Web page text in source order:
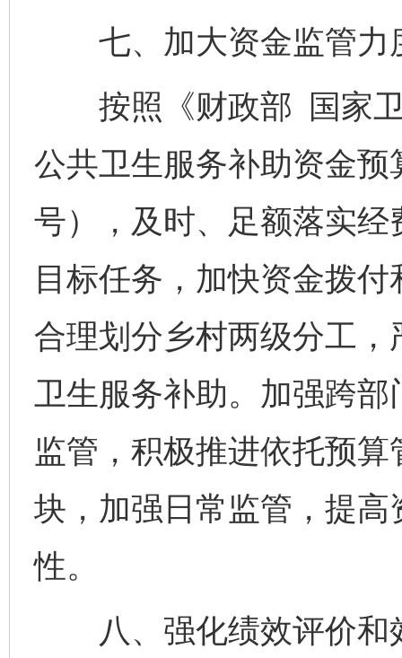
七、加大资金监管力
按照《财政部 国家卫
公共卫生服务补助资金
号），及时、足额落实
目标任务，加快资金拨
合理划分乡村两级分工
卫生服务补助。加强跨
监管，积极推进依托预
块，加强日常监管，提
性。
八、强化绩效评价和